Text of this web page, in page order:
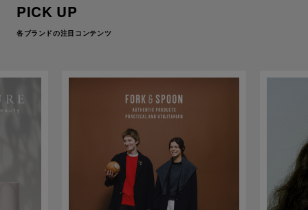
PICK UP
各ブランドの注目コンテンツ